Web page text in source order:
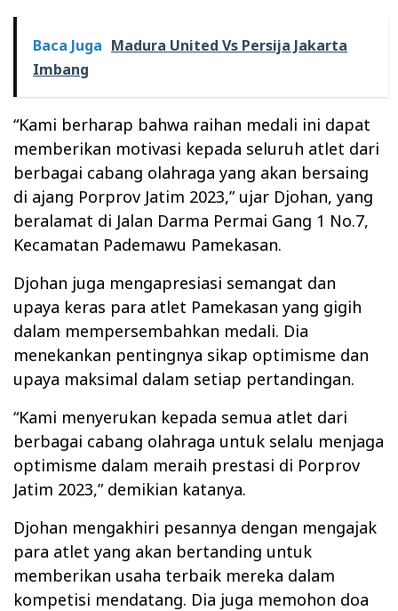
Baca Juga Madura United Vs Persija Jakarta
Imbang
“Kami berharap bahwa raihan medali ini dapat
memberikan motivasi kepada seluruh atlet dari
berbagai cabang olahraga yang akan bersaing
di ajang Porprov Jatim 2023,” ujar Djohan, yang
beralamat di Jalan Darma Permai Gang 1 No.7,
Kecamatan Pademawu Pamekasan.
Djohan juga mengapresiasi semangat dan
upaya keras para atlet Pamekasan yang gigih
dalam mempersembahkan medali. Dia
menekankan pentingnya sikap optimisme dan
upaya maksimal dalam setiap pertandingan.
“Kami menyerukan kepada semua atlet dari
berbagai cabang olahraga untuk selalu menjaga
optimisme dalam meraih prestasi di Porprov
Jatim 2023,” demikian katanya.
Djohan mengakhiri pesannya dengan mengajak
para atlet yang akan bertanding untuk
memberikan usaha terbaik mereka dalam
kompetisi mendatang. Dia juga memohon doa